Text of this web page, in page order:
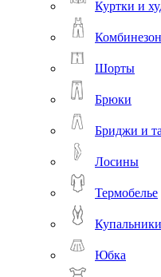
Куртки и
Шорты
Брюки
Бриджи и
Лосины
Термобелье
Купальники
Юбка